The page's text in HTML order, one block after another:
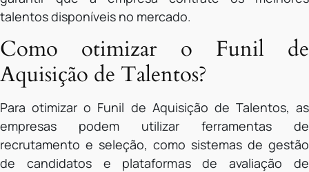
talentos disponíveis no mercado.
Como otimizar o Funil de
Aquisição de Talentos?
Para otimizar o Funil de Aquisição de Talentos, as
empresas podem utilizar ferramentas de
recrutamento e seleção, como sistemas de gestão
de candidatos e plataformas de avaliação de